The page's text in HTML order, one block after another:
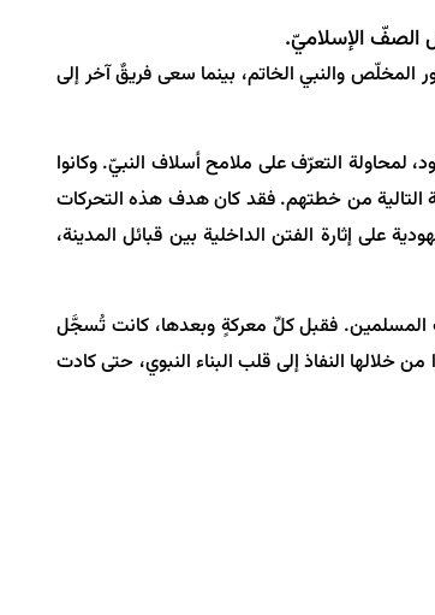
الصفّ الإسلاميّ.
المخلّص والنبي الخاتم، بينما سعى فريقٌ آخر إلى
لمحاولة التعرّف على ملامح أسلاف النبيّ. وكانوا
التالية من خطتهم. فقد كان هدف هذه التحركات
على إثارة الفتن الداخلية بين قبائل المدينة،
المسلمين. فقبل كلِّ معركةٍ وبعدها، كانت تُسجَّل
النفاذ إلى قلب البناء النبوي، حتى كادت